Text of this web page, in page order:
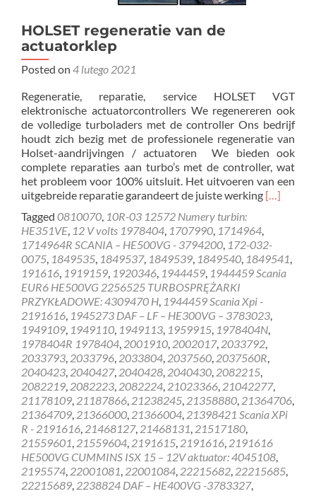
HOLSET regeneratie van de
actuatorklep
Posted on 4 lutego 2021
Regeneratie, reparatie, service HOLSET VGT
elektronische actuatorcontrollers We regenereren ook
de volledige turboladers met de controller Ons bedrijf
houdt zich bezig met de professionele regeneratie van
Holset-aandrijvingen / actuatoren We bieden ook
complete reparaties aan turbo’s met de controller, wat
het probleem voor 100% uitsluit. Het uitvoeren van een
uitgebreide reparatie garandeert de juiste werking Read
van
de
[…]
Tagged 0810070, 10R-03 12572 Numery turbin:
HE351VE, 12 V volts 1978404, 1707990, 1714964,
1714964R SCANIA – HE500VG - 3794200, 172-032-
0075, 1849535, 1849537, 1849539, 1849540, 1849541,
191616, 1919159, 1920346, 1944459, 1944459 Scania
EUR6 HE500VG 2256525 TURBOSPRĘŻARKI
PRZYKŁADOWE: 4309470 H, 1944459 Scania Xpi -
2191616, 1945273 DAF – LF – HE300VG – 3783023,
1949109, 1949110, 1949113, 1959915, 1978404N,
1978404R 1978404, 2001910, 2002017, 2033792,
2033793, 2033796, 2033804, 2037560, 2037560R,
2040423, 2040427, 2040428, 2040430, 2082215,
2082219, 2082223, 2082224, 21023366, 21042277,
21178109, 21187866, 21238245, 21358880, 21364706,
21364709, 21366000, 21366004, 21398421 Scania XPi
R - 2191616, 21468127, 21468131, 21517180,
21559601, 21559604, 2191615, 2191616, 2191616
HE500VG CUMMINS ISX 15 – 12V aktuator: 4045108,
2195574, 22001081, 22001084, 22215682, 22215685,
22215689, 2238824 DAF – HE400VG -3783327,